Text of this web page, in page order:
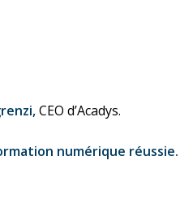
CEO d’Acadys.
numérique réussie.